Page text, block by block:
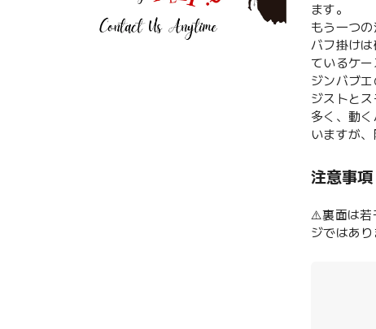
ます。
もう一つ
バフ掛け
ているケー
ジンバブ
ジストと
多く、動
いますが
注意事項
⚠️裏面は若
ジではあり